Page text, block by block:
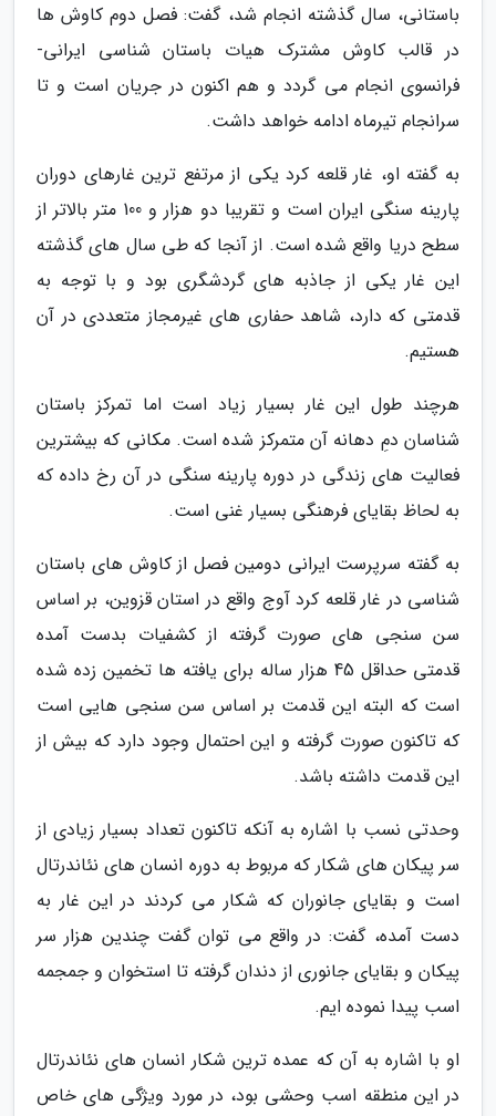
باستانی، سال گذشته انجام شد، گفت: فصل دوم کاوش ها
در قالب کاوش مشترک هیات باستان شناسی ایرانی-
فرانسوی انجام می گردد و هم اکنون در جریان است و تا
سرانجام تیرماه ادامه خواهد داشت.
به گفته او، غار قلعه کرد یکی از مرتفع ترین غارهای دوران
پارینه سنگی ایران است و تقریبا دو هزار و 100 متر بالاتر از
سطح دریا واقع شده است. از آنجا که طی سال های گذشته
این غار یکی از جاذبه های گردشگری بود و با توجه به
قدمتی که دارد، شاهد حفاری های غیرمجاز متعددی در آن
هستیم.
هرچند طول این غار بسیار زیاد است اما تمرکز باستان
شناسان دمِ دهانه آن متمرکز شده است. مکانی که بیشترین
فعالیت های زندگی در دوره پارینه سنگی در آن رخ داده که
به لحاظ بقایای فرهنگی بسیار غنی است.
به گفته سرپرست ایرانی دومین فصل از کاوش های باستان
شناسی در غار قلعه کرد آوج واقع در استان قزوین، بر اساس
سن سنجی های صورت گرفته از کشفیات بدست آمده
قدمتی حداقل 45 هزار ساله برای یافته ها تخمین زده شده
است که البته این قدمت بر اساس سن سنجی هایی است
که تاکنون صورت گرفته و این احتمال وجود دارد که بیش از
این قدمت داشته باشد.
وحدتی نسب با اشاره به آنکه تاکنون تعداد بسیار زیادی از
سر پیکان های شکار که مربوط به دوره انسان های نئاندرتال
است و بقایای جانوران که شکار می کردند در این غار به
دست آمده، گفت: در واقع می توان گفت چندین هزار سر
پیکان و بقایای جانوری از دندان گرفته تا استخوان و جمجمه
اسب پیدا نموده ایم.
او با اشاره به آن که عمده ترین شکار انسان های نئاندرتال
در این منطقه اسب وحشی بود، در مورد ویژگی های خاص